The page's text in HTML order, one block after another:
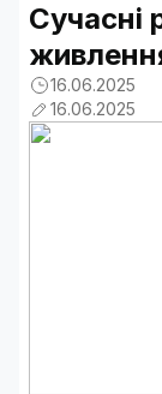
Сучасні
16.06.2025
16.06.2025